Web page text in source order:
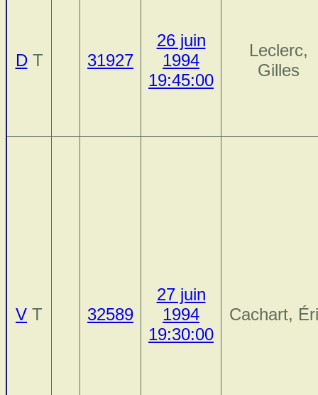
DT 31927
26 juin
1994
19:45:00
Leclerc,
Gilles
V T 32589
27 juin
1994
19:30:00
Cachart,